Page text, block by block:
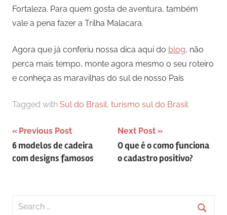
Fortaleza. Para quem gosta de aventura, também
vale a pena fazer a Trilha Malacara.
Agora que já conferiu nossa dica aqui do blog, não
perca mais tempo, monte agora mesmo o seu roteiro
e conheça as maravilhas do sul de nosso País
Tagged with Sul do Brasil, turismo sul do Brasil
Navegação
de
Previous Post
6 modelos de cadeira
com designs famosos
Next Post
O que é o como funciona
o cadastro positivo?
Search